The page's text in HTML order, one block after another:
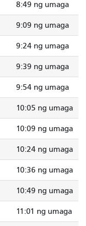
8:49 ng umaga
9:09 ng umaga
9:24 ng umaga
9:39 ng umaga
9:54 ng umaga
10:05 ng umaga
10:09 ng umaga
10:24 ng umaga
10:36 ng umaga
10:49 ng umaga
11:01 ng umaga